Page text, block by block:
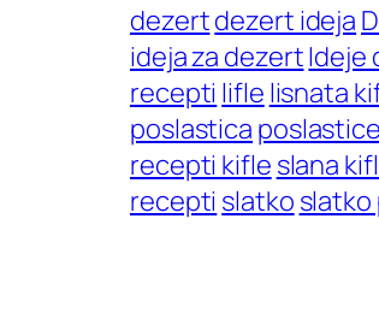
dezertdezert ideja
ideja za dezertIdeje
recepti lifle lisnata
poslastica poslastice
recepti kifle slana
recepti slatko slatko